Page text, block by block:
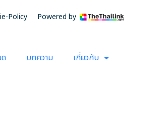
Policy Powered by
บทความ เกี่ยวกับ